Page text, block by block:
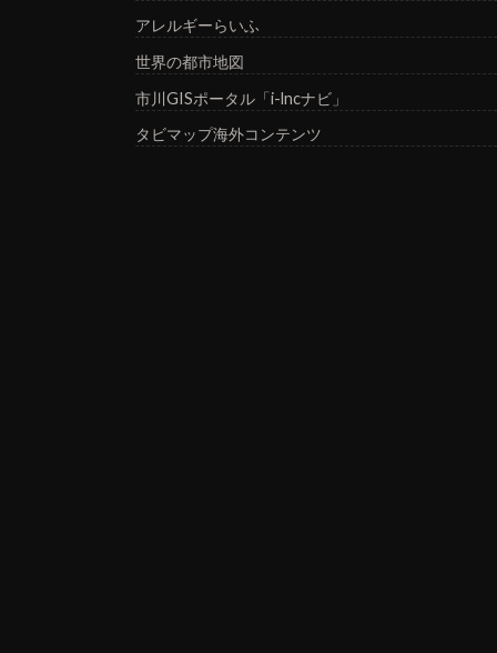
アレルギーらいふ
世界の都市地図
市川GISポータル「i-lncナビ」
タビマップ海外コンテンツ